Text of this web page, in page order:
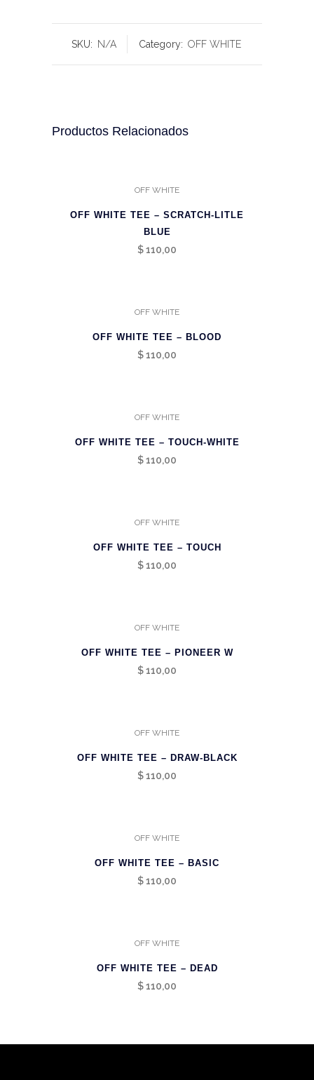
SKU: N/A Category: OFF WHITE
Productos Relacionados
OFF WHITE
OFF WHITE TEE – SCRATCH-LITLE
BLUE
$110,00
OFF WHITE
OFF WHITE TEE – BLOOD
$110,00
OFF WHITE
OFF WHITE TEE – TOUCH-WHITE
$110,00
OFF WHITE
OFF WHITE TEE – TOUCH
$110,00
OFF WHITE
OFF WHITE TEE – PIONEER W
$110,00
OFF WHITE
OFF WHITE TEE – DRAW-BLACK
$110,00
OFF WHITE
OFF WHITE TEE – BASIC
$110,00
OFF WHITE
OFF WHITE TEE – DEAD
$110,00